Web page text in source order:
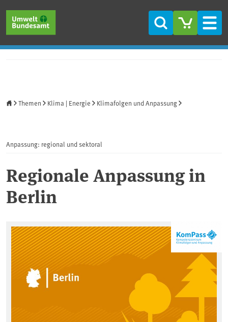
Suche
Themen Klima | Energie Klimafolgen und Anpassung
Anpassung: regional und sektoral
Regionale Anpassung in
Berlin